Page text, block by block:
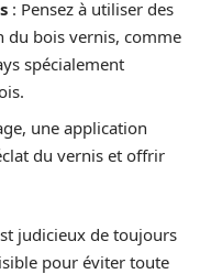
: Pensez à utiliser des
du bois vernis, comme
spécialement
une application
du vernis et offrir
judicieux de toujours
pour éviter toute